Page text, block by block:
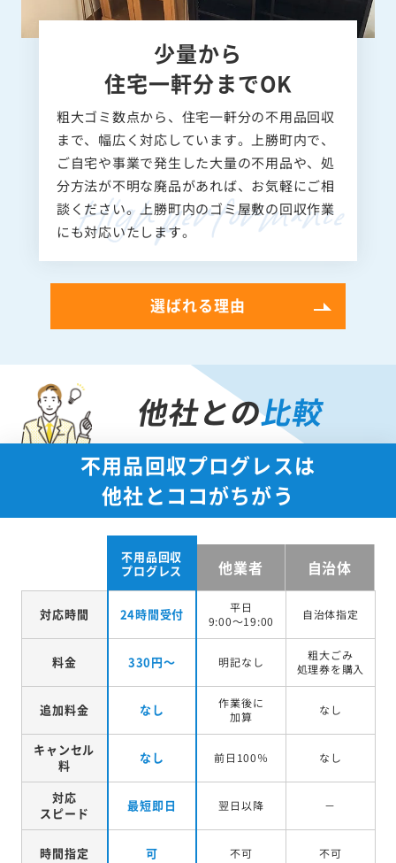
少量から
住宅一軒分までOK
粗大ゴミ数点から、住宅一軒分の不用品回収
まで、幅広く対応しています。上勝町内で、
ご自宅や事業で発生した大量の不用品や、処
分方法が不明な廃品があれば、お気軽にご相
談ください。上勝町内のゴミ屋敷の回収作業
にも対応いたします。
選ばれる理由
他社との比較
不用品回収プログレスは
他社とココがちがう
不用品回収
プログレス
他業者 自治体
対応時間 24時間受付
平日
9:00～19:00
自治体指定
料金 330円～ 明記なし
粗大ごみ
処理券を購入
追加料金 なし
作業後に
加算
なし
キャンセル
料
なし 前日100％ なし
対応
スピード
最短即日 翌日以降 －
時間指定 可 不可 不可